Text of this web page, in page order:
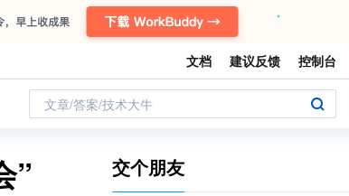
文档 建议反馈 控制台
文章/答案/技术大牛
” 交个朋友